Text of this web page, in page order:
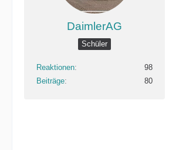
DaimlerAG
Schüler
Reaktionen
98
Beiträge
80